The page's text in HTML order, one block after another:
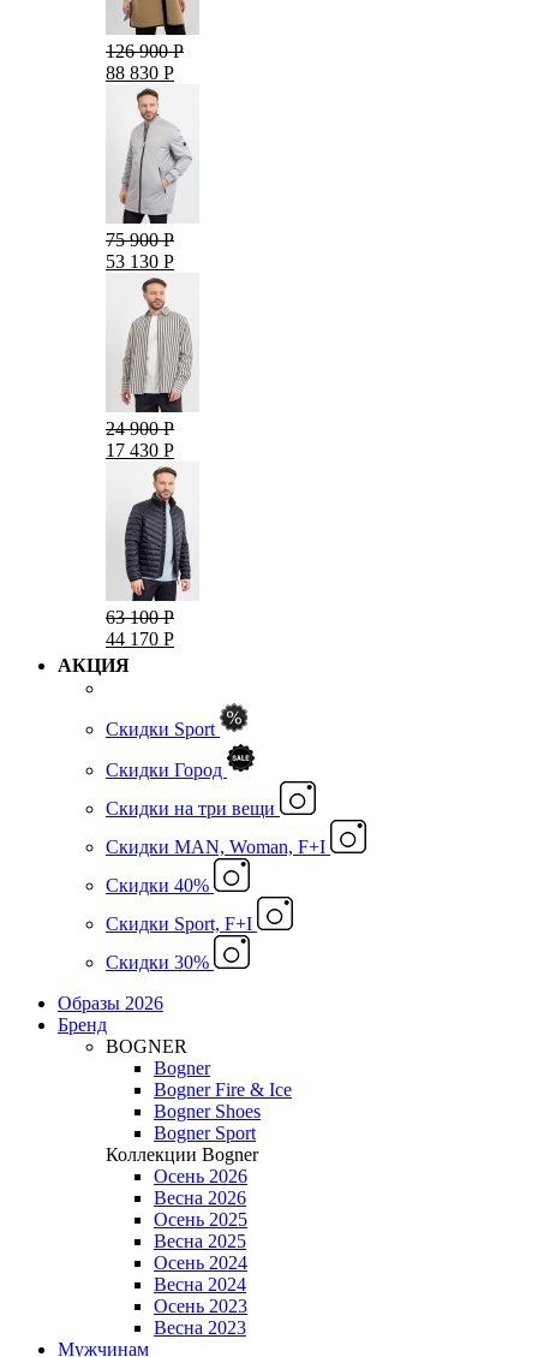
126 900 Р
88 830 Р
75 900 Р
53 130 Р
24 900 Р
17 430 Р
63 100 Р
44 170 Р
АКЦИЯ
Скидки Sport
Скидки Город
Cкидки на три вещи
Скидки MAN, Woman, F+I
Скидки 40%
Скидки Sport, F+I
Скидки 30%
Образы 2026
Бренд
BOGNER
Bogner
Bogner Fire & Ice
Bogner Shoes
Bogner Sport
Коллекции Bogner
Осень 2026
Весна 2026
Осень 2025
Весна 2025
Осень 2024
Весна 2024
Осень 2023
Весна 2023
Мужчинам